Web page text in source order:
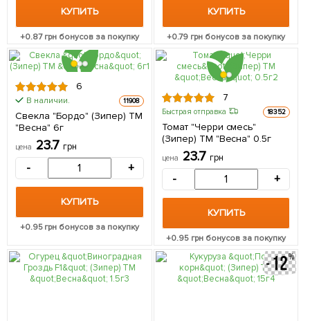
КУПИТЬ
+0.87грн бонусов за покупку
КУПИТЬ
+0.79 грн бонусов за покупку
6
В наличии. 11908
Свекла "Бордо" (Зипер) ТМ
"Весна" 6г
цена 23.7 грн
- +
КУПИТЬ
+0.95грн бонусов за покупку
7
Быстрая отправка 18352
Томат "Черри смесь"
(Зипер) ТМ "Весна" 0.5г
цена 23.7 грн
- +
КУПИТЬ
+0.95 грн бонусов за покупку